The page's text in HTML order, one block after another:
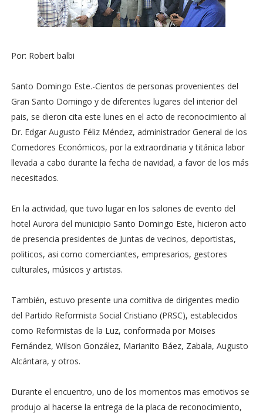
Por: Robert balbi
Santo Domingo Este.-Cientos de personas provenientes del
Gran Santo Domingo y de diferentes lugares del interior del
pais, se dieron cita este lunes en el acto de reconocimiento al
Dr. Edgar Augusto Féliz Méndez, administrador General de los
Comedores Económicos, por la extraordinaria y titánica labor
llevada a cabo durante la fecha de navidad, a favor de los más
necesitados.
En la actividad, que tuvo lugar en los salones de evento del
hotel Aurora del municipio Santo Domingo Este, hicieron acto
de presencia presidentes de Juntas de vecinos, deportistas,
politicos, asi como comerciantes, empresarios, gestores
culturales, músicos y artistas.
También, estuvo presente una comitiva de dirigentes medio
del Partido Reformista Social Cristiano (PRSC), establecidos
como Reformistas de la Luz, conformada por Moises
Fernández, Wilson González, Marianito Báez, Zabala, Augusto
Alcántara, y otros.
Durante el encuentro, uno de los momentos mas emotivos se
produjo al hacerse la entrega de la placa de reconocimiento,